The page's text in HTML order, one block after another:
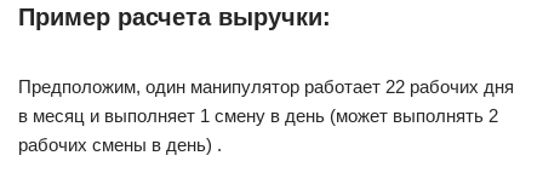
Пример расчета выручки:
Предположим, один манипулятор работает 22 рабочих дня
в месяц и выполняет 1 смену в день (может выполнять 2
рабочих смены в день) .